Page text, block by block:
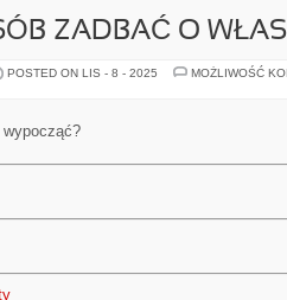
ZADBAĆ O
POSTED ON LIS - 8 - 2025
MOŻLIWOŚĆ